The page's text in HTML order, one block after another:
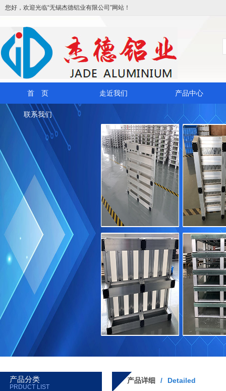
您好，欢迎光临“无锡杰德铝业有限公司”网站！
首 页 走近我们 产品中心
联系我们
产品分类
PRDUCT LIST
产品详细 / Detailed